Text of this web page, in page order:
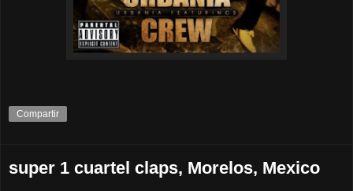
Compartir
super 1 cuartel claps, Morelos, Mexico